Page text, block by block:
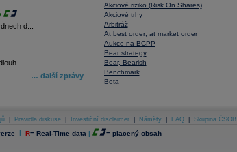
d...
… další zprávy
Akciové riziko (Risk On Shares)
Akciové trhy
Arbitráž
At best order; at market order
Aukce na BCPP
Bear strategy
Bear, Bearish
Benchmark
Beta
BIC
Bonita
Book To Bill Ratio
Book Value
Pravidla diskuse Investiční disclaimer Náměty FAQ Skupina ČSOB
| R= Real-Time data | = placený obsah